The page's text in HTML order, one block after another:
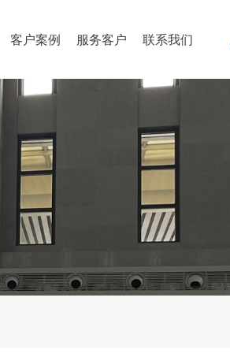
客户案例 服务客户 联系我们